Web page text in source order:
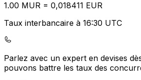
1.00 MUR = 0,018411 EUR
Taux interbancaire à 16:30 UTC
Parlez avec un expert en devises
pouvons battre les taux des